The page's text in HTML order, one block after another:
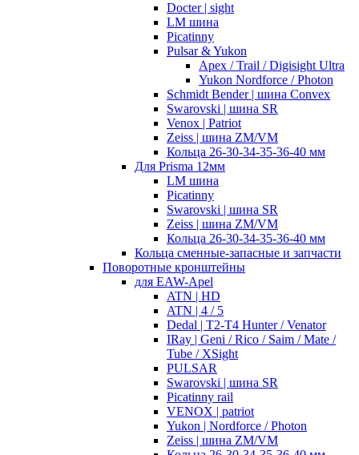
Docter | sight
LM шина
Picatinny
Pulsar & Yukon
Apex / Trail / Digisight Ultra
Yukon Nordforce / Photon
Schmidt Bender | шина Convex
Swarovski | шина SR
Venox | Patriot
Zeiss | шина ZM/VM
Кольца 26-30-34-35-36-40 мм
Для Prisma 12мм
LM шина
Picatinny
Swarovski | шина SR
Zeiss | шина ZM/VM
Кольца 26-30-34-35-36-40 мм
Кольца сменные-запасные и запчасти
Поворотные кронштейны
для EAW-Apel
ATN | HD
ATN | 4 / 5
Dedal | T2-T4 Hunter / Venator
IRay | Geni / Rico / Saim / Mate /
Tube / XSight
PULSAR
Swarovski | шина SR
Picatinny rail
VENOX | patriot
Yukon | Nordforce / Photon
Zeiss | шина ZM/VM